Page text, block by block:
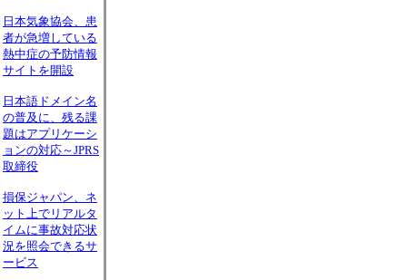
日本気象協会、患
者が急増している
熱中症の予防情報
サイトを開設
日本語ドメイン名
の普及に、残る課
題はアプリケーシ
ョンの対応～JPRS
取締役
損保ジャパン、ネ
ット上でリアルタ
イムに事故対応状
況を照会できるサ
ービス